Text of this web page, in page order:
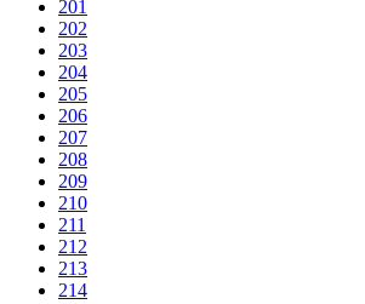
201
202
203
204
205
206
207
208
209
210
211
212
213
214